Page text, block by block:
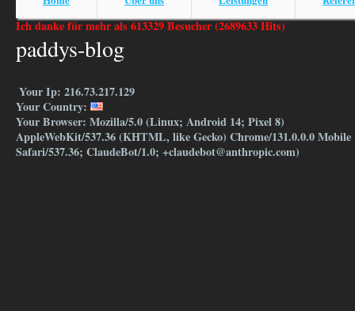
Ich danke für mehr als 613329 Besucher (2689633 Hits)
paddys-blog
Your Ip: 216.73.217.129
Your Country:
Your Browser: Mozilla/5.0 (Linux; Android 14; Pixel 8)
AppleWebKit/537.36 (KHTML, like Gecko) Chrome/131.0.0.0 Mobile
Safari/537.36; ClaudeBot/1.0; +claudebot@anthropic.com)